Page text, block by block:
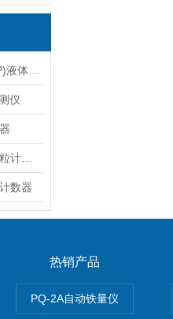
仪
数器
热销产品
PQ-2A自动铁量仪